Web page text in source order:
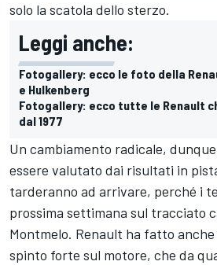
solo la scatola dello sterzo.
Leggi anche:
Fotogallery: ecco le foto della
e Hulkenberg
Fotogallery: ecco tutte le Renault
dal 1977
Un cambiamento radicale,
essere valutato dai risultati in
tarderanno ad arrivare, perché i
prossima settimana sul tracciato
Montmelo. Renault ha fatto
spinto forte sul motore, che da